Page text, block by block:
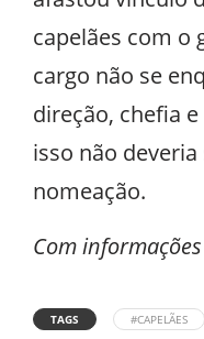
capelães com o
cargo não se
direção, chefia
isso não
nomeação.
Com
TAGS #CAPELÃES